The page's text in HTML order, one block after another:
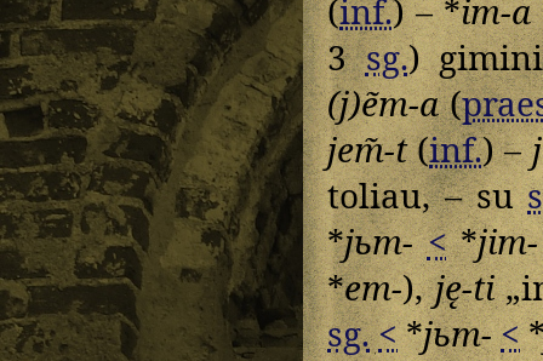
(inf.) – *im-a
3sg.)
(j)ẽm-a(
jem̃-t(inf.) –
toliau, – su
*jьm- <*jim-
*em-),ję-ti
sg.<*jьm-<